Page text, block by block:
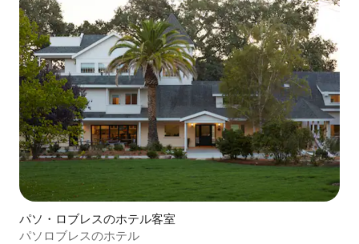
パソ・ロブレスのホテル客室
パソロブレスのホテル